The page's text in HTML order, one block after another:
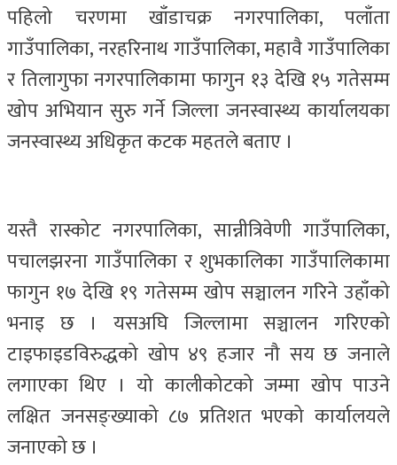
पहिलो चरणमा खाँडाचक्र नगरपालिका, पलाँता
गाउँपालिका, नरहरिनाथ गाउँपालिका, महावै गाउँपालिका
र तिलागुफा नगरपालिकामा फागुन १३ देखि १५ गतेसम्म
खोप अभियान सुरु गर्ने जिल्ला जनस्वास्थ्य कार्यालयका
जनस्वास्थ्य अधिकृत कटक महतले बताए ।
यस्तै रास्कोट नगरपालिका, सान्नीत्रिवेणी गाउँपालिका,
पचालझरना गाउँपालिका र शुभकालिका गाउँपालिकामा
फागुन १७ देखि १९ गतेसम्म खोप सञ्चालन गरिने उहाँको
भनाइ छ । यसअघि जिल्लामा सञ्चालन गरिएको
टाइफाइडविरुद्धको खोप ४९ हजार नौ सय छ जनाले
लगाएका थिए । यो कालीकोटको जम्मा खोप पाउने
लक्षित जनसङ्ख्याको ८७ प्रतिशत भएको कार्यालयले
जनाएको छ ।